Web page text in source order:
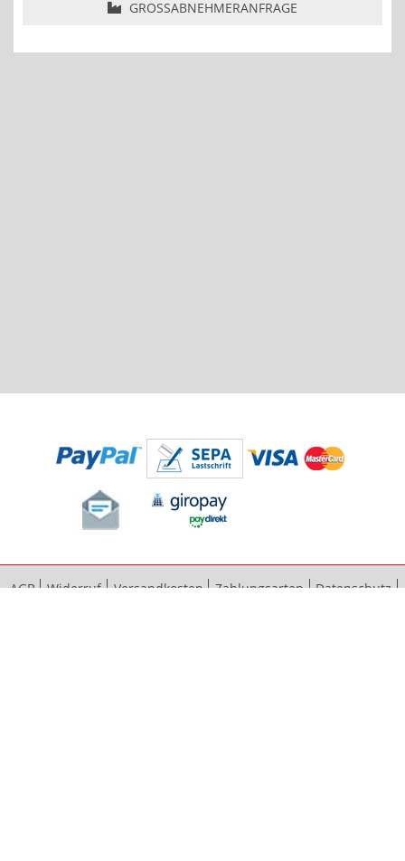
GROSSABNEHMERANFRAGE
AGB Widerruf Versandkosten Zahlungsarten
Datenschutz